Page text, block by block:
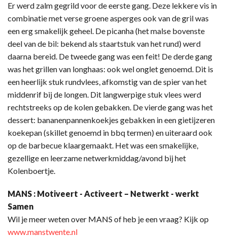
Er werd zalm gegrild voor de eerste gang. Deze lekkere vis in
combinatie met verse groene asperges ook van de gril was
een erg smakelijk geheel. De picanha (het malse bovenste
deel van de bil: bekend als staartstuk van het rund) werd
daarna bereid. De tweede gang was een feit! De derde gang
was het grillen van longhaas: ook wel onglet genoemd. Dit is
een heerlijk stuk rundvlees, afkomstig van de spier van het
middenrif bij de longen. Dit langwerpige stuk vlees werd
rechtstreeks op de kolen gebakken. De vierde gang was het
dessert: bananenpannenkoekjes gebakken in een gietijzeren
koekepan (skillet genoemd in bbq termen) en uiteraard ook
op de barbecue klaargemaakt. Het was een smakelijke,
gezellige en leerzame netwerkmiddag/avond bij het
Kolenboertje.
MANS : Motiveert - Activeert – Netwerkt - werkt
Samen
Wil je meer weten over MANS of heb je een vraag? Kijk op
www.manstwente.nl